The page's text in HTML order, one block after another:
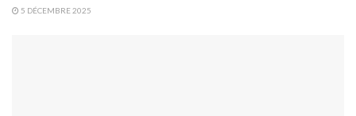
5 DÉCEMBRE 2025